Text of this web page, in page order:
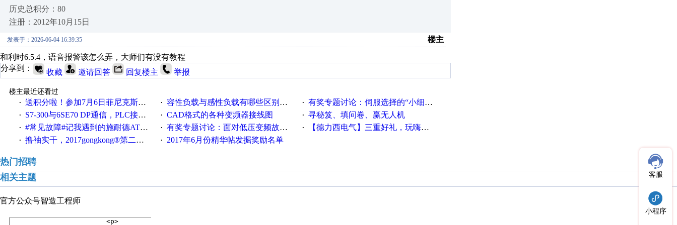
历史总积分：80
注册：2012年10月15日
发表于：2026-06-04 16:39:35 楼主
和利时6.5.4，语音报警该怎么弄，大师们有没有教程
分享到：
收藏 邀请回答 回复楼主 举报
楼主最近还看过
· 送积分啦！参加7月6日菲尼克斯在线研讨会即得 · 容性负载与感性负载有哪些区别？？？ · 有奖专题讨论：伺服选择的“小细节大学问”奖励公告
· S7-300与6SE70 DP通信，PLC接收到数据不稳定 · CAD格式的各种变频器接线图 · 寻秘笈、填问卷、赢无人机
· #常见故障#记我遇到的施耐德ATV12变频器故障 · 有奖专题讨论：面对低压变频故障，老手是这样解决的！ · 【德力西电气】三重好礼，玩嗨夏日！
· 撸袖实干，2017gongkong®第二届智造工程师节正式起航！ · 2017年6月份精华帖发掘奖励名单
热门招聘
相关主题
官方公众号智造工程师
客服
小程序